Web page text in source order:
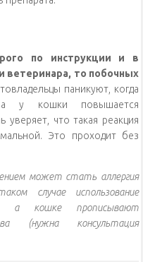
по инструкции и в
ветеринара, то побочных
паникуют, когда
у кошки повышается
что такая реакция
Это проходит без
может стать аллергия
случае использование
а кошке прописывают
(нужна консультация